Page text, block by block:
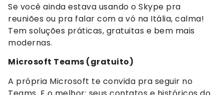
Se você ainda estava usando o Skype pra
reuniões ou pra falar com a vó na Itália, calma!
Tem soluções práticas, gratuitas e bem mais
modernas.
Microsoft Teams (gratuito)
A própria Microsoft te convida pra seguir no